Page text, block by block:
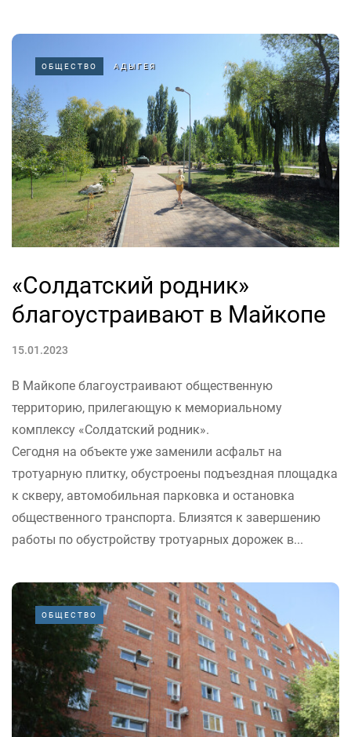
ОБЩЕСТВО АДЫГЕЯ
«Солдатский родник»
благоустраивают в Майкопе
15.01.2023
В Майкопе благоустраивают общественную
территорию, прилегающую к мемориальному
комплексу «Солдатский родник».
Сегодня на объекте уже заменили асфальт на
тротуарную плитку, обустроены подъездная площадка
к скверу, автомобильная парковка и остановка
общественного транспорта. Близятся к завершению
работы по обустройству тротуарных дорожек в...
ОБЩЕСТВО